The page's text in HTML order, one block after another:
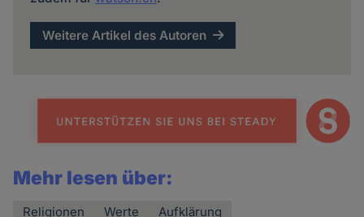
Weitere Artikel des Autoren
Mehr lesen über:
Religionen Werte Aufklärung